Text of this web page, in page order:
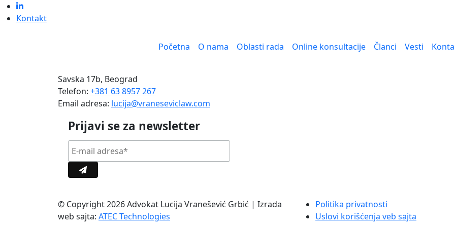
Kontakt
Početna O nama Oblasti rada Online konsultacije Članci Vesti
Savska 17b, Beograd
Telefon: +381 63 8957 267
Email adresa: lucija@vraneseviclaw.com
Prijavi se za newsletter
© Copyright 2026 Advokat Lucija Vranešević Grbić | Izrada
web sajta: ATEC Technologies
Politika privatnosti
Uslovi korišćenja veb sajta